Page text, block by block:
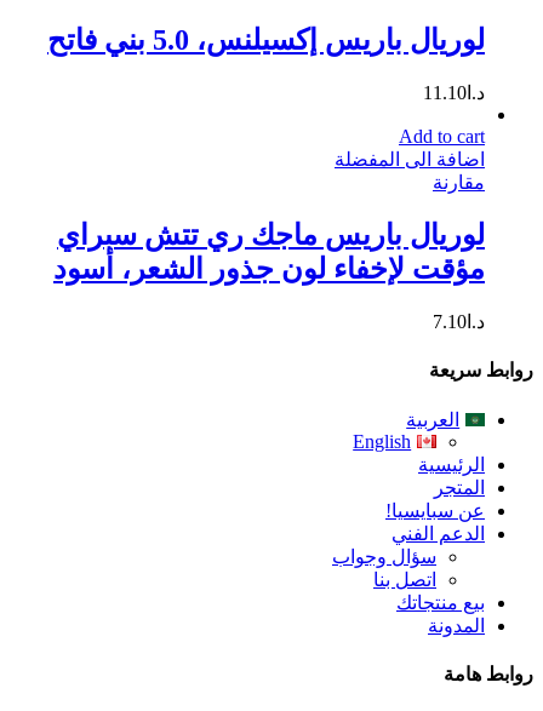
لوريال باريس إكسيلنس، 5.0 بني فاتح
د.ا 11.10
Add to cart
اضافة الى المفضلة
مقارنة
لوريال باريس ماجك ري تتش سبراي
مؤقت لإخفاء لون جذور الشعر، أسود
د.ا 7.10
روابط سريعة
العربية
English
الرئيسية
المتجر
عن سبايسيا!
الدعم الفني
سؤال وجواب
اتصل بنا
بيع منتجاتك
المدونة
روابط هامة